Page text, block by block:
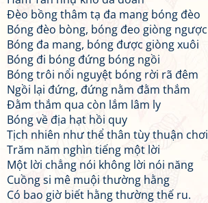
Đèo bồng thâm tạ đa mang bóng đèo
Bóng đèo bòng, bóng đeo giòng ngược
Bóng đa mang, bóng được giòng xuôi
Bóng đi bóng đứng bóng ngồi
Bóng trôi nổi nguyệt bóng rời rã đêm
Ngồi lại đứng, đứng nằm đằm thắm
Đằm thắm qua còn lắm lâm ly
Bóng về địa hạt hồi quy
Tịch nhiên như thể thân tùy thuận chơi
Trăm năm nghìn tiếng một lời
Một lời chẳng nói không lời nói năng
Cuồng si mê muội thường hằng
Có bao giờ biết hằng thường thế ru.